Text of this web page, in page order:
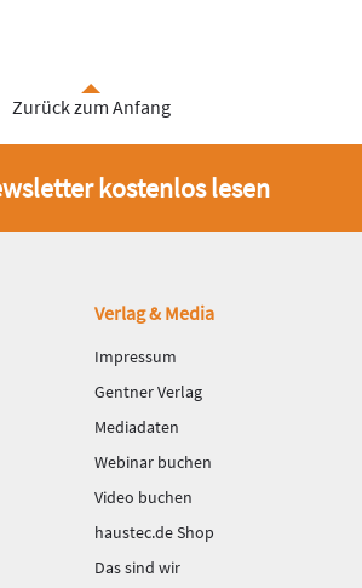
Zurück zum Anfang
kostenlos lesen
Verlag & Media
Impressum
Gentner Verlag
Mediadaten
Webinar buchen
Video buchen
haustec.de Shop
Das sind wir